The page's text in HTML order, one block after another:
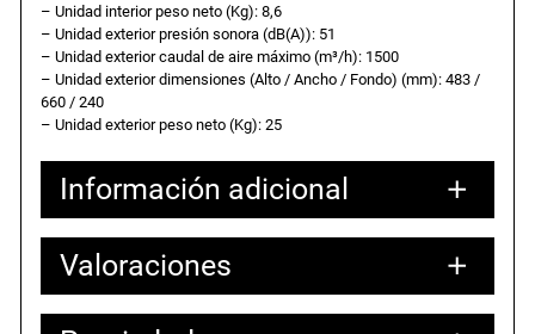
– Unidad interior peso neto (Kg): 8,6
– Unidad exterior presión sonora (dB(A)): 51
– Unidad exterior caudal de aire máximo (m³/h): 1500
– Unidad exterior dimensiones (Alto / Ancho / Fondo) (mm): 483 /
660 / 240
– Unidad exterior peso neto (Kg): 25
Información adicional
Atributos Valor
Peso 34,00000 kg
Dimensiones
80,00000 × 49,00000 × 44,00000
Valoraciones